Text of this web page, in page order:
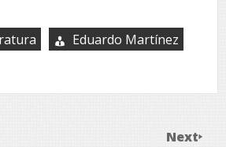
Eduardo Martínez
Next